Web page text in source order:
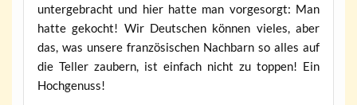
untergebracht und hier hatte man vorgesorgt: Man
hatte gekocht! Wir Deutschen können vieles, aber
das, was unsere französischen Nachbarn so alles auf
die Teller zaubern, ist einfach nicht zu toppen! Ein
Hochgenuss!